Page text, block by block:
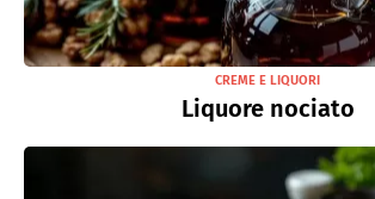
CREME E LIQUORI
Liquore nociato